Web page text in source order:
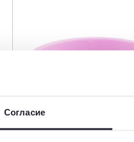
Согласие